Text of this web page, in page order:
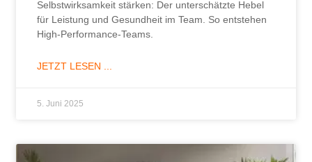
Selbstwirksamkeit stärken: Der unterschätzte Hebel
für Leistung und Gesundheit im Team. So entstehen
High-Performance-Teams.
JETZT LESEN ...
5. Juni 2025